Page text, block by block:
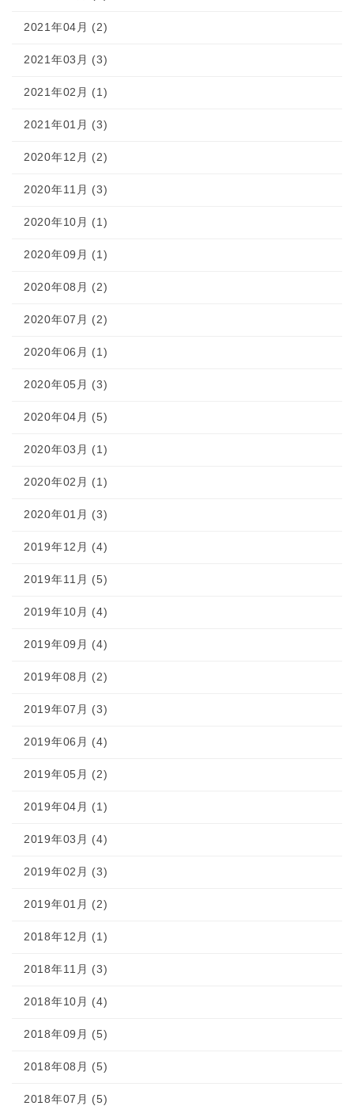
2021年04月 (2)
2021年03月 (3)
2021年02月 (1)
2021年01月 (3)
2020年12月 (2)
2020年11月 (3)
2020年10月 (1)
2020年09月 (1)
2020年08月 (2)
2020年07月 (2)
2020年06月 (1)
2020年05月 (3)
2020年04月 (5)
2020年03月 (1)
2020年02月 (1)
2020年01月 (3)
2019年12月 (4)
2019年11月 (5)
2019年10月 (4)
2019年09月 (4)
2019年08月 (2)
2019年07月 (3)
2019年06月 (4)
2019年05月 (2)
2019年04月 (1)
2019年03月 (4)
2019年02月 (3)
2019年01月 (2)
2018年12月 (1)
2018年11月 (3)
2018年10月 (4)
2018年09月 (5)
2018年08月 (5)
2018年07月 (5)